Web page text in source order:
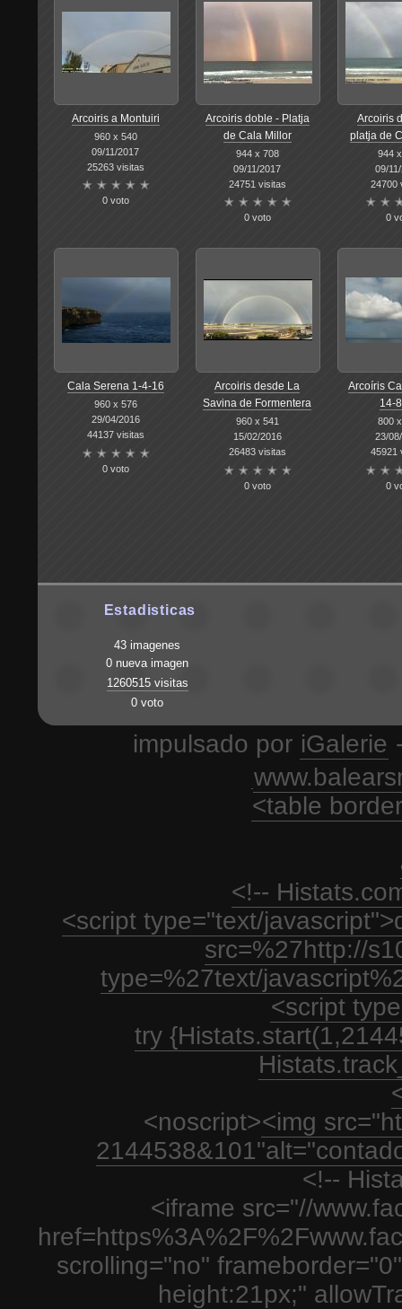
Arcoiris a Montuiri
960 x 540
09/11/2017
25263 visitas
0 voto
Arcoiris doble - Platja
de Cala Millor
944 x 708
09/11/2017
24751 visitas
0 voto
Arcoiris
platja de
944
09/
24700
0
Cala Serena 1-4-16
960 x 576
29/04/2016
44137 visitas
0 voto
Arcoiris desde La
Savina de Formentera
960 x 541
15/02/2016
26483 visitas
0 voto
Arcoíris
14-
800
23/
45921
0
Estadisticas
43 imagenes
0 nueva imagen
1260515 visitas
0 voto
impulsado por iGalerie
<table
<!--
<script type="text/
src=%27http://
type=%27text/
<script
try
<noscript><img
<!--
<iframe src="//
scrolling="no"
height:21px;"